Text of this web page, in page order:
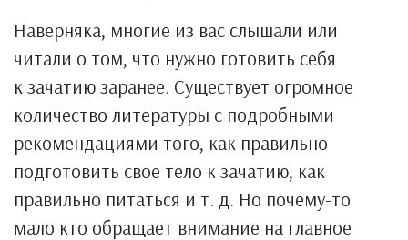
Наверняка, многие из вас слышали или
читали о том, что нужно готовить себя
к зачатию заранее. Существует огромное
количество литературы с подробными
рекомендациями того, как правильно
подготовить свое тело к зачатию, как
правильно питаться и т. д. Но почему-то
мало кто обращает внимание на главное